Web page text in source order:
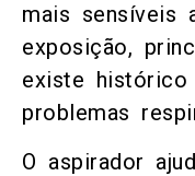
mais sensíveis
exposição,
existe
problemas
O aspirador